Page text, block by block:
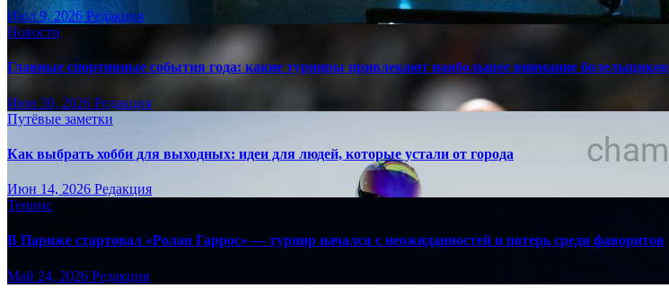
Июл 9, 2026 Редакция
Новости
Главные спортивные события года: какие турниры привлекают наибольшее внимание болельщиков
Июн 30, 2026 Редакция
Путёвые заметки
Как выбрать хобби для выходных: идеи для людей, которые устали от города
Июн 14, 2026 Редакция
Теннис
В Париже стартовал «Ролан Гаррос» — турнир начался с неожиданностей и потерь среди фаворитов
Май 24, 2026 Редакция